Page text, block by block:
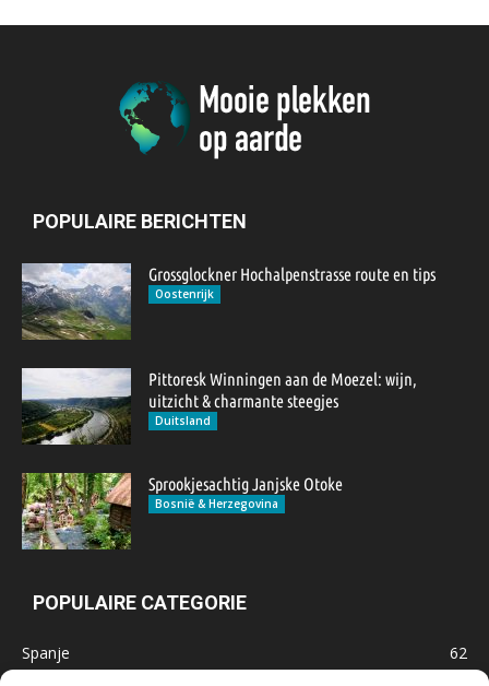
POPULAIRE BERICHTEN
Grossglockner Hochalpenstrasse route en tips
Oostenrijk
Pittoresk Winningen aan de Moezel: wijn,
uitzicht & charmante steegjes
Duitsland
Sprookjesachtig Janjske Otoke
Bosnië & Herzegovina
POPULAIRE CATEGORIE
Spanje
62